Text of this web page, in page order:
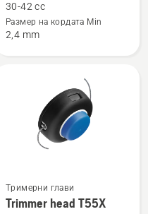
Trimmer
head
T35
30-42 cc
Размер на кордата Min
2,4 mm
Вижте
повече
Тримерни глави
Trimmer head T55X